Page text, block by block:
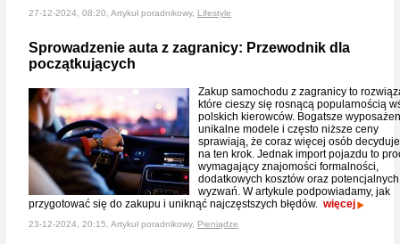
27-12-2024, 08:20, Artykuł poradnikowy, Lifestyle
Sprowadzenie auta z zagranicy: Przewodnik dla
początkujących
Zakup samochodu z zagranicy to
które cieszy się rosnącą popularnością
polskich kierowców. Bogatsze
unikalne modele i często niższe ceny
sprawiają, że coraz więcej osób
na ten krok. Jednak import pojazdu to
wymagający znajomości formalności,
dodatkowych kosztów oraz potencjalnych
wyzwań. W artykule podpowiadamy, jak
przygotować się do zakupu i uniknąć najczęstszych błędów. więcej
23-12-2024, 20:15, Artykuł poradnikowy, Pieniądze